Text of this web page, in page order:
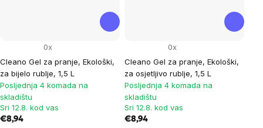
Cleano Gel za pranje, Ekološki,
za bijelo rublje, 1,5 L
0x
Posljednja 4 komada na
skladištu
Sri 12.8. kod vas
€8,94
Cleano Gel za pranje, Ekološki,
za osjetljivo rublje, 1,5 L
0x
Posljednja 4 komada na
skladištu
Sri 12.8. kod vas
€8,94